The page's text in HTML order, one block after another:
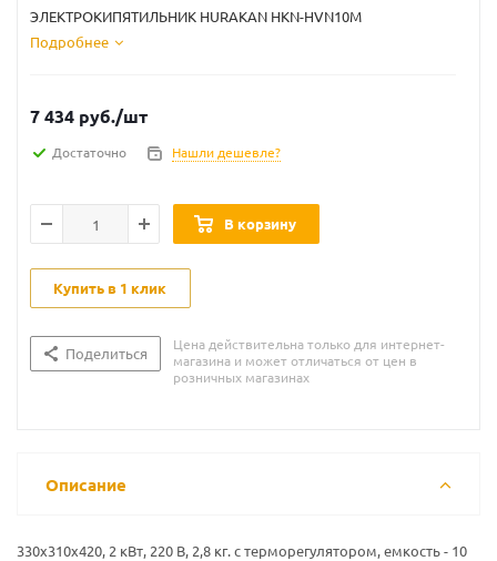
ЭЛЕКТРОКИПЯТИЛЬНИК HURAKAN HKN-HVN10M
Подробнее
7 434 руб./шт
Достаточно Нашли дешевле?
В корзину
Купить в 1 клик
Поделиться
Цена действительна только для интернет-
магазина и может отличаться от цен в
розничных магазинах
Описание
330х310х420, 2 кВт, 220 В, 2,8 кг. с терморегулятором, емкость - 10